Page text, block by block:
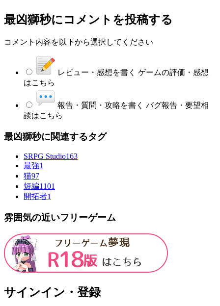
最凶獅秒にコメントを投稿する
コメント内容を以下から選択してください
レビュー・感想を書く ゲームの評価・感想
はこちら
報告・質問・攻略を書く バグ報告・要望相
談はこちら
最凶獅秒に関連するタグ
SRPG Studio163
最強1
猫97
短編1101
開拓者1
雰囲気の近いフリーゲーム
サインイン・登録